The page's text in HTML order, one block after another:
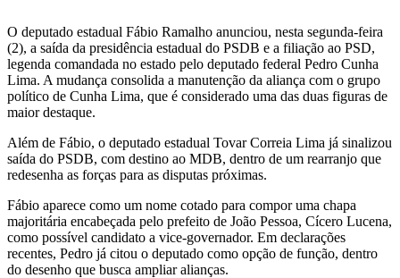
O deputado estadual Fábio Ramalho anunciou, nesta segunda-feira
(2), a saída da presidência estadual do PSDB e a filiação ao PSD,
legenda comandada no estado pelo deputado federal Pedro Cunha
Lima. A mudança consolida a manutenção da aliança com o grupo
político de Cunha Lima, que é considerado uma das duas figuras de
maior destaque.
Além de Fábio, o deputado estadual Tovar Correia Lima já sinalizou
saída do PSDB, com destino ao MDB, dentro de um rearranjo que
redesenha as forças para as disputas próximas.
Fábio aparece como um nome cotado para compor uma chapa
majoritária encabeçada pelo prefeito de João Pessoa, Cícero Lucena,
como possível candidato a vice-governador. Em declarações
recentes, Pedro já citou o deputado como opção de função, dentro
do desenho que busca ampliar alianças.